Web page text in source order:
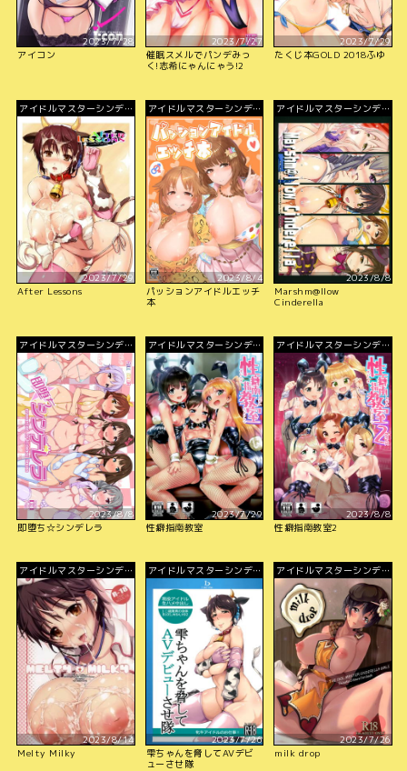
2023/7/28
アイコン
2023/7/27
催眠スメルでパンデみっ
く!志希にゃんにゃう!2
2023/7/29
たくじ本GOLD 2018ふゆ
アイドルマスターシンデレ
ラガールズ
2023/7/29
After Lessons
アイドルマスターシンデレ
ラガールズ
2023/8/4
パッションアイドルエッチ
本
アイドルマスターシンデレ
ラガールズ
2023/8/8
Marshm@llow
Cinderella
アイドルマスターシンデレ
ラガールズ
2023/8/8
即堕ち☆シンデレラ
アイドルマスターシンデレ
ラガールズ
2023/7/29
性癖指南教室
アイドルマスターシンデレ
ラガールズ
2023/8/8
性癖指南教室2
アイドルマスターシンデレ
ラガールズ
2023/8/14
Melty Milky
アイドルマスターシンデレ
2023/7/26
雫ちゃんを脅してAVデビ
ューさせ隊
アイドルマスターシンデレ
ラガールズ
2023/7/26
milk drop